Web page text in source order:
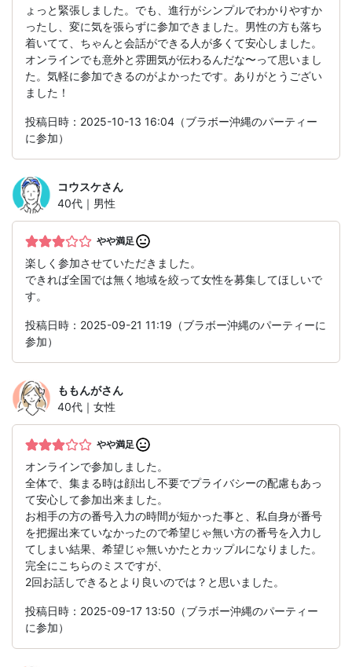
ょっと緊張しました。でも、進行がシンプルでわかりやすか
ったし、変に気を張らずに参加できました。男性の方も落ち
着いてて、ちゃんと会話ができる人が多くて安心しました。
オンラインでも意外と雰囲気が伝わるんだな〜って思いまし
た。気軽に参加できるのがよかったです。ありがとうござい
ました！
投稿日時：2025-10-13 16:04（ブラボー沖縄のパーティー
に参加）
コウスケさん
40代｜男性
やや満足
楽しく参加させていただきました。
できれば全国では無く地域を絞って女性を募集してほしいで
す。
投稿日時：2025-09-21 11:19（ブラボー沖縄のパーティーに
参加）
ももんがさん
40代｜女性
やや満足
オンラインで参加しました。
全体で、集まる時は顔出し不要でプライバシーの配慮もあっ
て安心して参加出来ました。
お相手の方の番号入力の時間が短かった事と、私自身が番号
を把握出来ていなかったので希望じゃ無い方の番号を入力し
てしまい結果、希望じゃ無いかたとカップルになりました。
完全にこちらのミスですが、
2回お話しできるとより良いのでは？と思いました。
投稿日時：2025-09-17 13:50（ブラボー沖縄のパーティー
に参加）